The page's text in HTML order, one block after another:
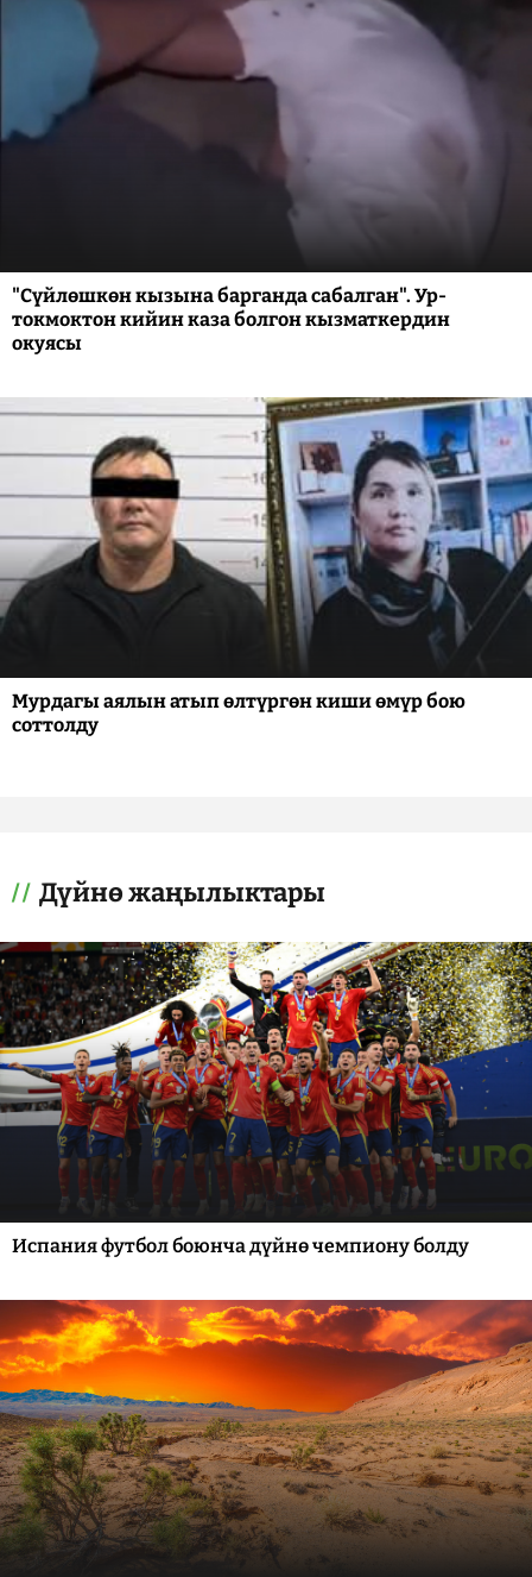
"Сүйлөшкөн кызына барганда сабалган". Ур-
токмоктон кийин каза болгон кызматкердин
окуясы
Мурдагы аялын атып өлтүргөн киши өмүр бою
соттолду
Дүйнө жаңылыктары
Испания футбол боюнча дүйнө чемпиону болду